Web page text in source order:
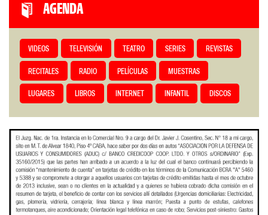
AGENDA
VIDEOS TELEVISIÓN TEATRO SERIES REVISTAS
RECITALES RADIO PELÍCULAS MUESTRAS
LUGARES LIBROS INTERNET INFANTIL DISCOS